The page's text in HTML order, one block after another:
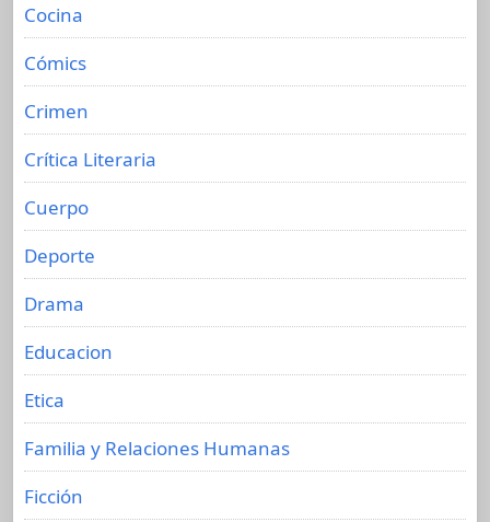
Cocina
Cómics
Crimen
Crítica Literaria
Cuerpo
Deporte
Drama
Educacion
Etica
Familia y Relaciones Humanas
Ficción